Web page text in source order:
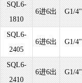
SQL6-
1810
6进6出 G1/4"
SQL6-
2405
6进6出 G1/4"
SQL6-
2410
6进6出 G1/4"